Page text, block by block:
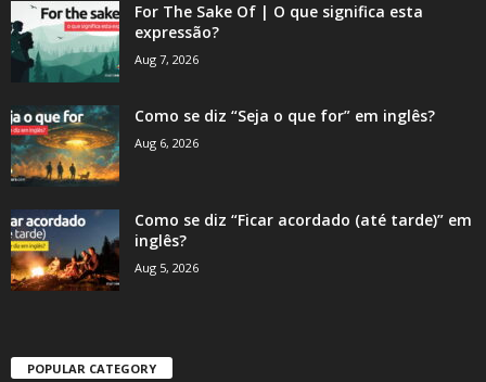
For The Sake Of | O que significa esta
expressão?
Aug 7, 2026
Como se diz “Seja o que for” em inglês?
Aug 6, 2026
Como se diz “Ficar acordado (até tarde)” em
inglês?
Aug 5, 2026
POPULAR CATEGORY